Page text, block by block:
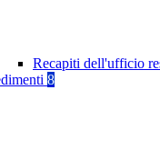
Recapiti dell'ufficio
8